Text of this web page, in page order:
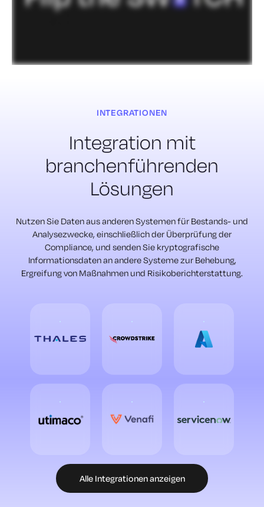
INTEGRATIONEN
Integration mit
branchenführenden
Lösungen
Nutzen Sie Daten aus anderen Systemen für Bestands- und
Analysezwecke, einschließlich der Überprüfung der
Compliance, und senden Sie kryptografische
Informationsdaten an andere Systeme zur Behebung,
Ergreifung von Maßnahmen und Risikoberichterstattung.
Alle Integrationen anzeigen